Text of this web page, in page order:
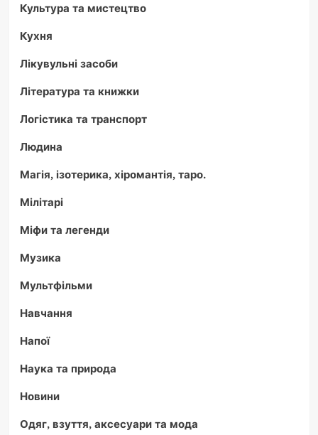
Культура та мистецтво
Кухня
Лікувульні засоби
Література та книжки
Логістика та транспорт
Людина
Магія, ізотерика, хіромантія, таро.
Мілітарі
Міфи та легенди
Музика
Мультфільми
Навчання
Напої
Наука та природа
Новини
Одяг, взуття, аксесуари та мода